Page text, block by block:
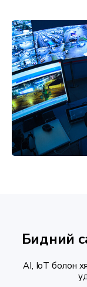
Бидний
AI, IoT болон